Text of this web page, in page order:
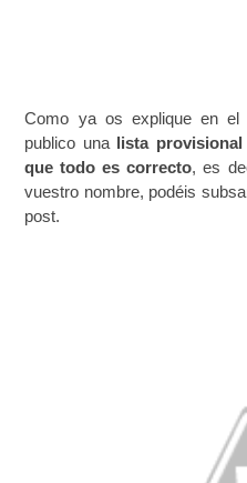
Como ya os explique en el
publico una lista
que todo es correcto, es
vuestro nombre, podéis
post.